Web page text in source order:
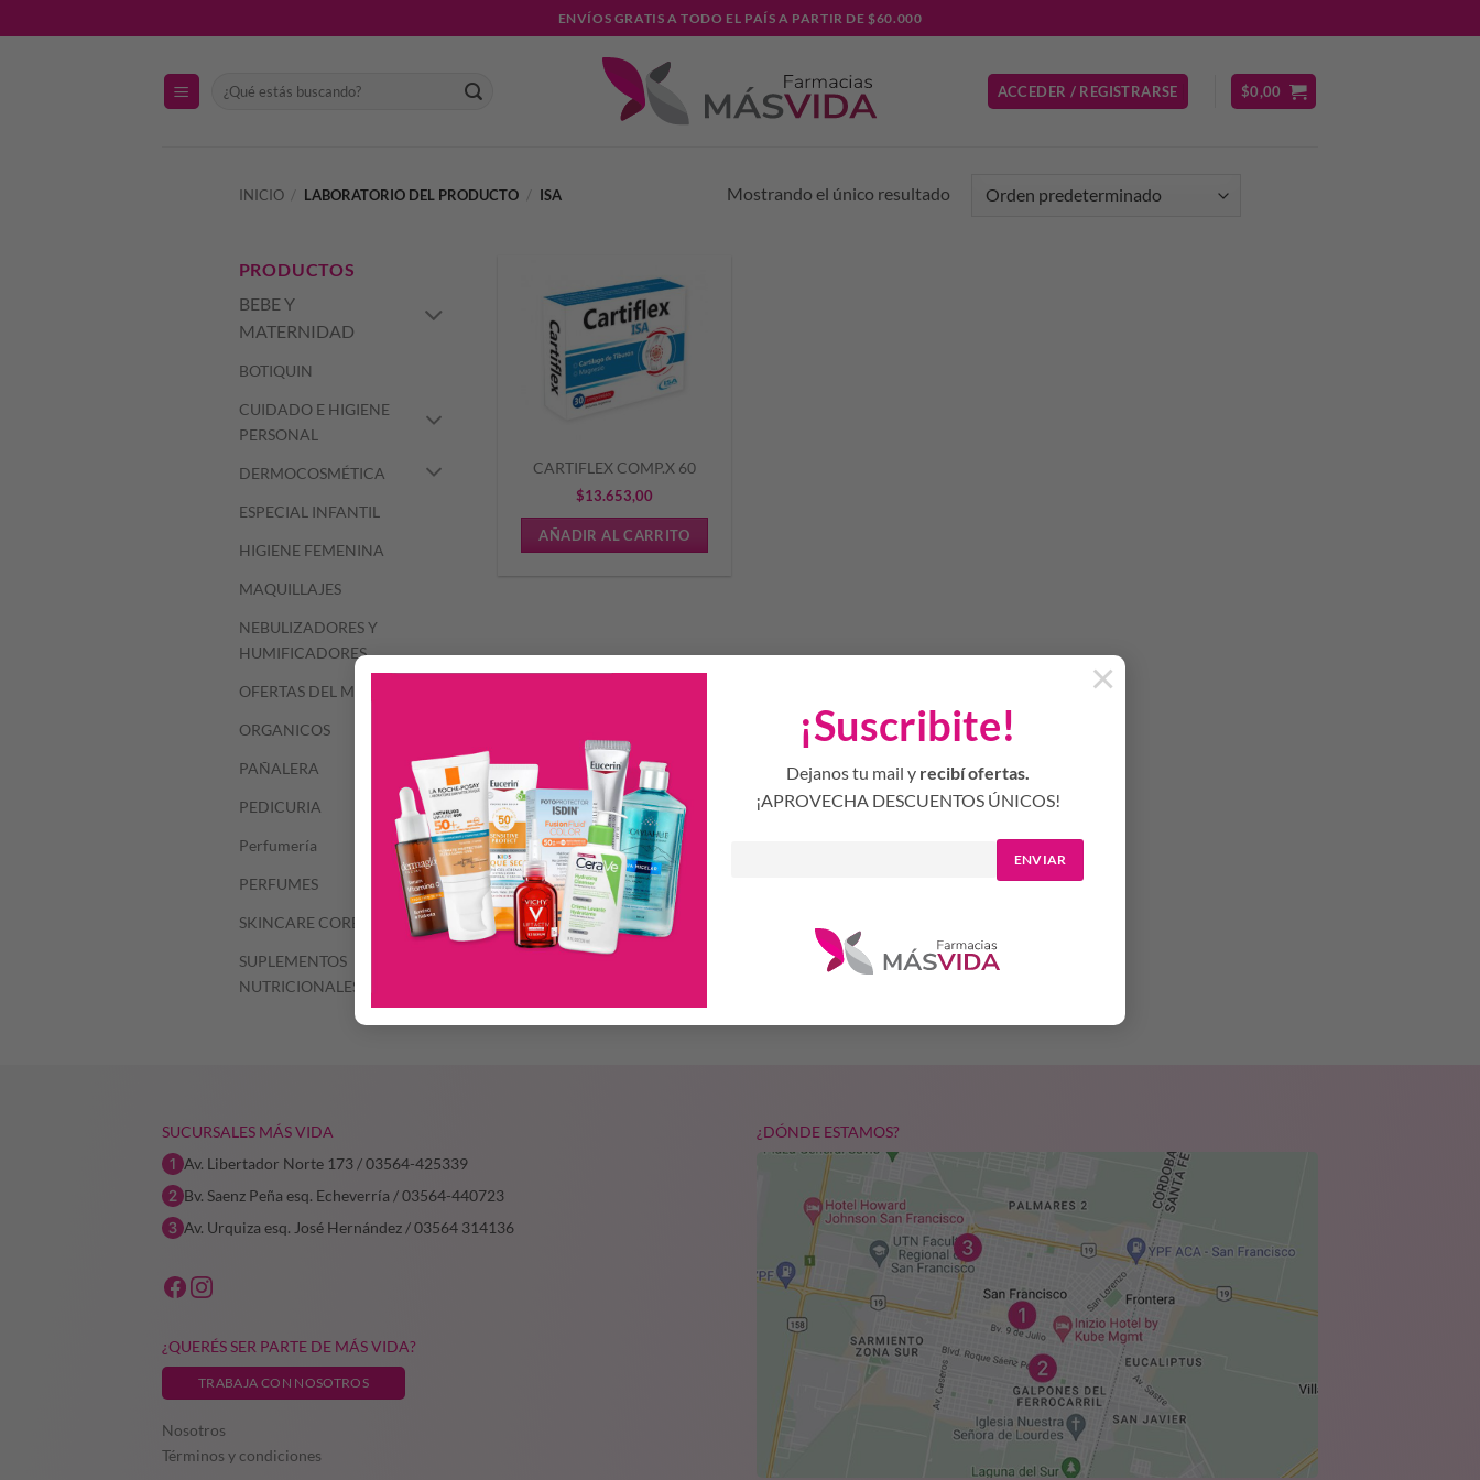
¡Suscribite!
Dejanos tu mail y recibí ofertas.
¡APROVECHA DESCUENTOS ÚNICOS!
ENVIAR
×
al
ENVÍOS GRATIS A TODO EL PAÍS A PARTIR DE $60.000
Buscar
por:
ACCEDER / REGISTRARSE $0,00
INICIO / LABORATORIO DEL PRODUCTO / ISA Mostrando el único resultado
PRODUCTOS
BEBE Y
MATERNIDAD
BOTIQUIN
CUIDADO E HIGIENE
PERSONAL
DERMOCOSMÉTICA
ESPECIAL INFANTIL
HIGIENE FEMENINA
MAQUILLAJES
NEBULIZADORES Y
HUMIFICADORES
OFERTAS DEL MES
ORGANICOS
PAÑALERA
PEDICURIA
Perfumería
PERFUMES
SKINCARE COREANO
SUPLEMENTOS
NUTRICIONALES
CARTIFLEX COMP.X 60
$13.653,00
AÑADIR AL CARRITO
SUCURSALES MÁS VIDA
Av. Libertador Norte 173 / 03564-425339
Bv. Saenz Peña esq. Echeverría / 03564-440723
Av. Urquiza esq. José Hernández / 03564 314136
¿QUERÉS SER PARTE DE MÁS VIDA?
TRABAJA CON NOSOTROS
Nosotros
Términos y condiciones
¿DÓNDE ESTAMOS?